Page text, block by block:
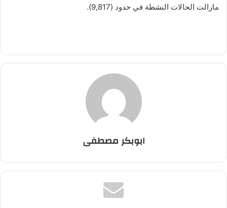
مازالت الحالات النشطة في حدود (9,817).
ابوبكر مصطفى